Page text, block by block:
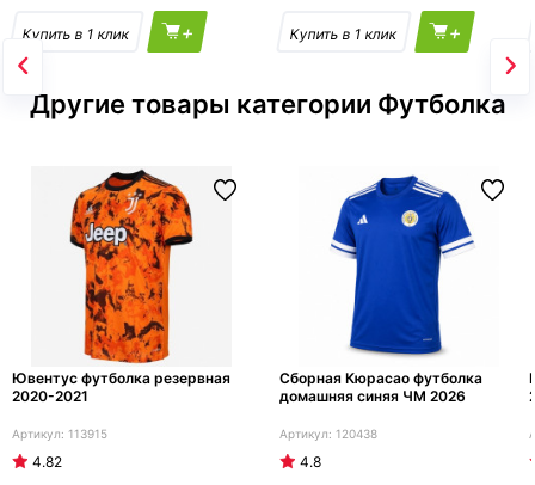
+ +
Другие товары категории Футболка
Ювентус футболка резервная
2020-2021
113915
4.82
Сборная Кюрасао футболка
домашняя синяя ЧМ 2026
120438
4.8